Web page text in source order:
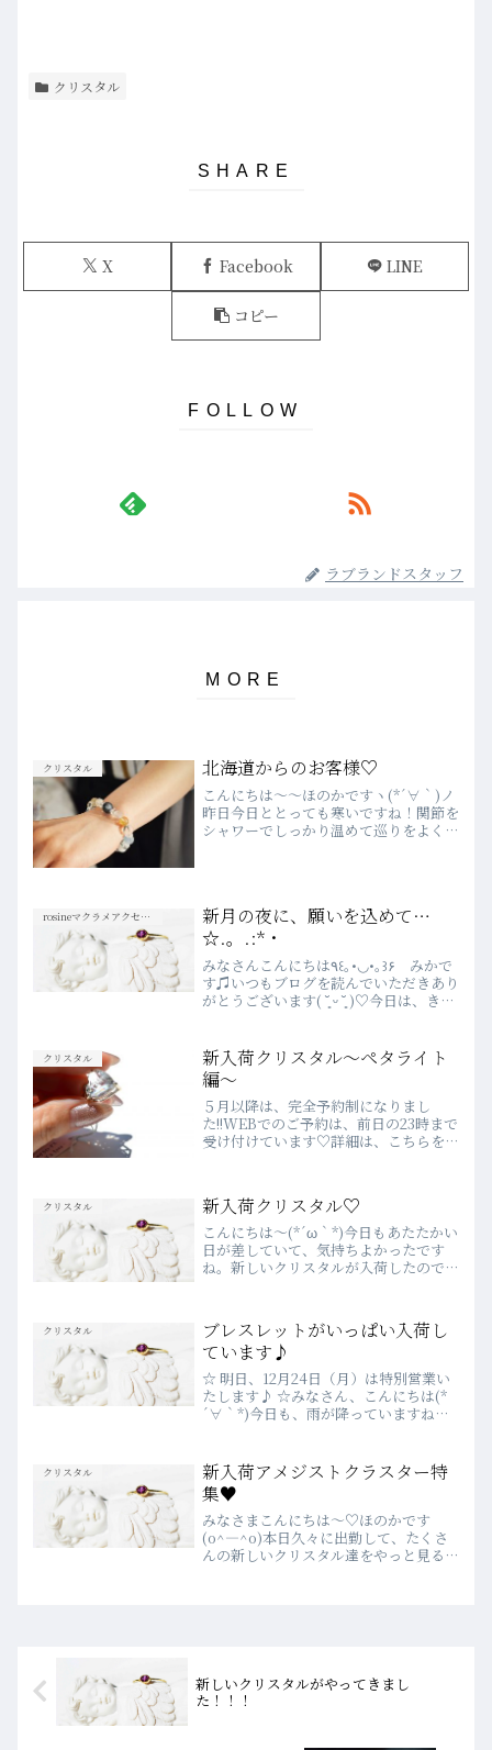
クリスタル
X Facebook LINE
コピー
ラブランドスタッフ
クリスタル 北海道からのお客様♡
こんにちは～～ほのかですヽ(*´∀｀)ノ
昨日今日ととっても寒いですね！関節を
シャワーでしっかり温めて巡りをよくす
rosineマクラメアクセサリー
新月の夜に、願いを込めて…
☆.。.:*・
みなさんこんにちは٩꒰｡•◡•｡꒱۶ みかで
す♫いつもブログを読んでいただきあり
がとうございます( ˘͈ ᵕ ˘͈ )♡今日は、きも
タートを後押ししてくれるよう...
クリスタル
新入荷クリスタル～ペタライト
編～
５月以降は、完全予約制になりまし
た!!WEBでのご予約は、前日の23時まで
受け付けています♡詳細は、こちらをご
以上のお買い上げで送料無料とさせてい
ただきますみなさ...
クリスタル 新入荷クリスタル♡
こんにちは～(*´ω｀*)今日もあたたかい
日が差していて、気持ちよかったです
ね。新しいクリスタルが入荷したので、
愛と美の女神、アフロディーテにぴった
りな感じのするローズ...
クリスタル
ブレスレットがいっぱい入荷し
ています♪
☆ 明日、12月24日（月）は特別営業い
たします♪ ☆みなさん、こんにちは(*
´∀｀*)今日も、雨が降っていますね？
大きく切り替わっていく時！！♦♫♦･
*:..｡...
クリスタル
新入荷アメジストクラスター特
集♥
みなさまこんにちは～♡ほのかです
(o^―^o)本日久々に出勤して、たくさ
んの新しいクリスタル達をやっと見るこ
新しいクリスタルがやってきまし
た！！！